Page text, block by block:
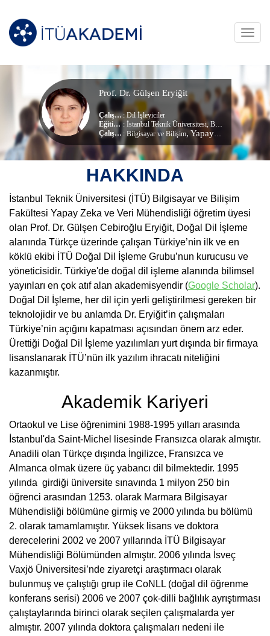
Prof. Dr. Gülşen Eryiğit
Çalışma Alanları:Dil İşleyiciler
Eğitim Durumu
: İstanbul Teknik Üniversitesi, Bilgisayar Mühendisliği (dr) (Doktora)
Çalıştığı Birim :Bilgisayar ve Bilişim, Yapay Zeka Ve Veri Mühendisliği
HAKKINDA
İstanbul Teknik Üniversitesi (İTÜ) Bilgisayar ve Bilişim
Fakültesi Yapay Zeka ve Veri Mühendisliği öğretim üyesi
olan Prof. Dr. Gülşen Cebiroğlu Eryiğit, Doğal Dil İşleme
alanında Türkçe üzerinde çalışan Türkiye’nin ilk ve en
köklü ekibi İTÜ Doğal Dil İşleme Grubu’nun kurucusu ve
yöneticisidir. Türkiye'de doğal dil işleme alanında bilimsel
yayınları en çok atıf alan akademisyendir (Google Scholar).
Doğal Dil İşleme, her dil için yerli geliştirilmesi gereken bir
teknolojidir ve bu anlamda Dr. Eryiğit’in çalışmaları
Türkiye’nin açığını kapatması açısından önem arz eder.
Ürettiği Doğal Dil İşleme yazılımları yurt dışında bir firmaya
lisanslanarak İTÜ’nün ilk yazılım ihracatı niteliğini
kazanmıştır.
Akademik Kariyeri
Ortaokul ve Lise öğrenimini 1988-1995 yılları arasında
İstanbul'da Saint-Michel lisesinde Fransızca olarak almıştır.
Anadili olan Türkçe dışında İngilizce, Fransızca ve
Almanca olmak üzere üç yabancı dil bilmektedir. 1995
yılında girdiği üniversite sınavında 1 milyon 250 bin
öğrenci arasından 1253. olarak Marmara Bilgisayar
Mühendisliği bölümüne girmiş ve 2000 yılında bu bölümü
2. olarak tamamlamıştır. Yüksek lisans ve doktora
derecelerini 2002 ve 2007 yıllarında İTÜ Bilgisayar
Mühendisliği Bölümünden almıştır. 2006 yılında İsveç
Vaxjö Üniversitesi’nde ziyaretçi araştırmacı olarak
bulunmuş ve çalıştığı grup ile CoNLL (doğal dil öğrenme
konferans serisi) 2006 ve 2007 çok-dilli bağlılık ayrıştırması
çalıştaylarında birinci olarak seçilen çalışmalarda yer
almıştır. 2007 yılında doktora çalışmaları nedeni ile